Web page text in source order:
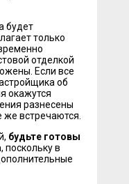
будет
только
отделкой
Если все
об
окажутся
разнесены
встречаются.
будьте готовы
, поскольку в